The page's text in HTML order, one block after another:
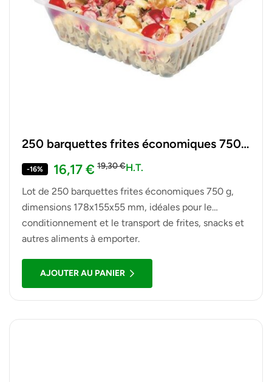
250 barquettes frites économiques 750
g 178 x 155 x 55 mm
-16% 19,30€
16,17€ H.T.
Lot de 250 barquettes frites économiques 750 g,
dimensions 178x155x55 mm, idéales pour le
conditionnement et le transport de frites, snacks et
autres aliments à emporter.
AJOUTER AU PANIER